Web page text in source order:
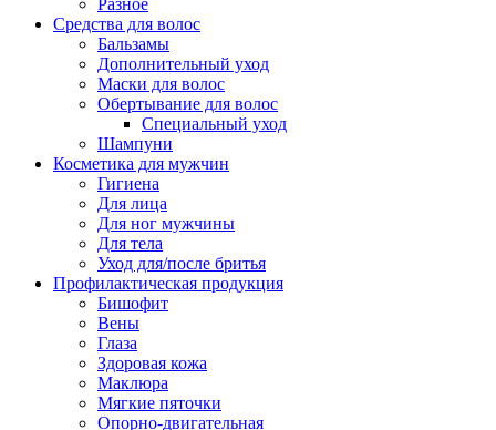
Разное
Средства для волос
Бальзамы
Дополнительный уход
Маски для волос
Обертывание для волос
Специальный уход
Шампуни
Косметика для мужчин
Гигиена
Для лица
Для ног мужчины
Для тела
Уход для/после бритья
Профилактическая продукция
Бишофит
Вены
Глаза
Здоровая кожа
Маклюра
Мягкие пяточки
Опорно-двигательная